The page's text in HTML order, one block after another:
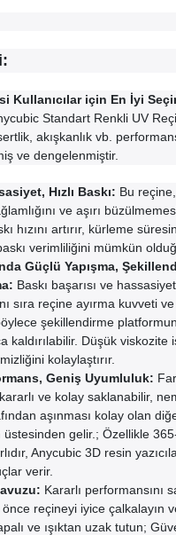
Kullanıcılar için En İyi
Standart Renkli UV
akışkanlık vb.
ve dengelenmiştir.
Hızlı Baskı: Bu
ve aşırı
hızını artırır, kürleme
verimliliğini mümkün
Güçlü Yapışma,
Baskı başarısı ve
sıra reçine ayırma kuvveti
şekillendirme
kaldırılabilir. Düşük viskozite
kolaylaştırır.
Geniş Uyumluluk:
ve kolay saklanabilir,
aşınması kolay olan
üstesinden gelir.; Özellikle
Anycubic 3D resin
verir.
Kararlı performansını
reçineyi iyice çalkalayın
ve ışıktan uzak tutun;